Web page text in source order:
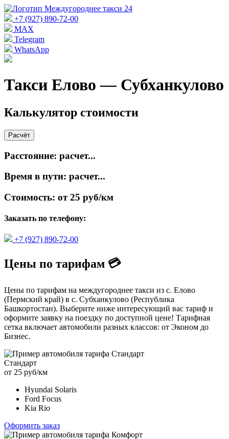
+7 (927) 890-72-00
MAX
Telegram
WhatsApp
Такси Елово — Субханкулово
Калькулятор стоимости
Расчёт
Расстояние: расчет...
Время в пути: расчет...
Стоимость: от 25 руб/км
Заказать по телефону:
+7 (927) 890-72-00
Цены по тарифам 💳
Цены по тарифам на междугороднее такси из с. Елово
(Пермский край) в с. Субханкулово (Республика
Башкортостан). Выберите ниже интересующий вас тариф и
оформите заявку на поездку по доступной цене! Тарифная
сетка включает автомобили разных классов: от Эконом до
Бизнес.
Стандарт
от 25 руб/км
Hyundai Solaris
Ford Focus
Kia Rio
Оформить заказ